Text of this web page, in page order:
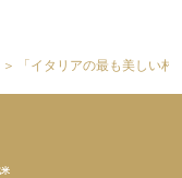
「イタリアの最も美しい